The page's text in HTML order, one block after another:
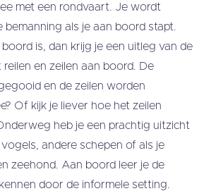
met een rondvaart. Je wordt
als je aan boord stapt.
is, dan krijg je een uitleg van de
en zeilen aan boord. De
en de zeilen worden
Of kijk je liever hoe het zeilen
heb je een prachtig uitzicht
andere schepen of als je
zeehond. Aan boord leer je de
door de informele setting.